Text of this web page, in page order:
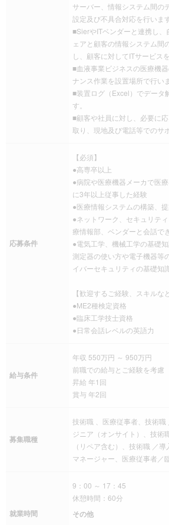
サーバー、情報システム間の
設定及び不具合対応を行います
■SierやITベンダーと連携し
ェアと顧客の情報システム間
し、顧客に対してITサービス
■血液事業ビジネスの医療機
ナンス作業を設置場所で行いま
■装置ログ（Excel）でデータ
す。
■顧客や社員に対し、必要に
取り、現地及び電話等でのサ
応募条件
【必須】
●高専卒以上
●病院や医療機器メーカで医
に3年以上従事した経験
●医療情報システムの構築、
●ネットワーク、セキュリテ
療情報部、ベンダーと会話で
●電気工学、機械工学の基礎
測定器の使い方や電子機器等
イバーセキュリティの基礎知
【歓迎するご経験、スキルな
●ME2種検定資格
●臨床工学技士資格
●日常会話レベルの英語力
給与条件
年収 550万円 ～ 950万円
前職での給与とご経験を考慮
昇給 年1回
賞与 年2回
募集職種
技術職 、医療従事者、技術
ジニア（オンサイト）、技術
（リペア含む）、技術職 ／
マネージャー、医療従事者／
就業時間
9：00 ～ 17：45
休憩時間：60分
その他